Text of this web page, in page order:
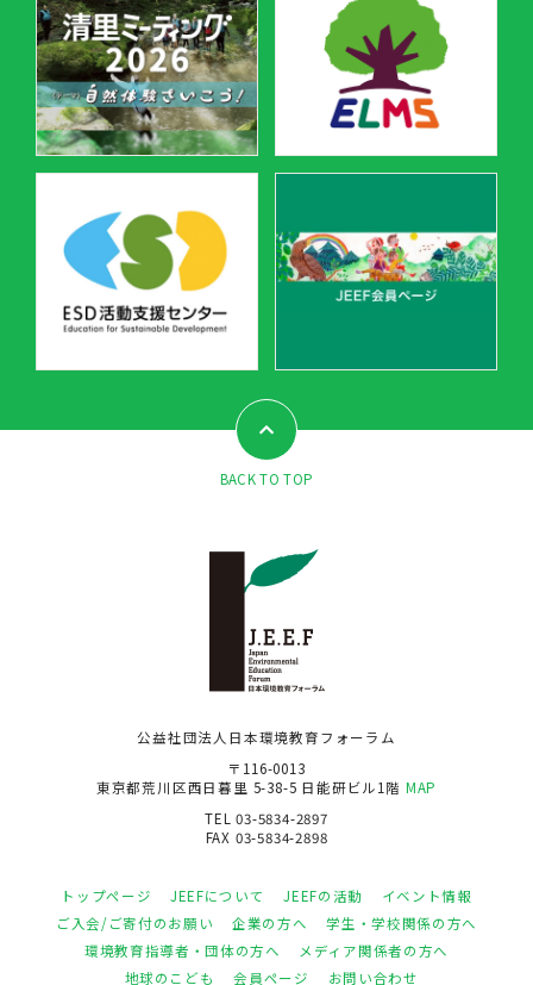
BACK TO TOP
公益社団法人日本環境教育フォーラム
〒116-0013
東京都荒川区西日暮里 5-38-5 日能研ビル1階 MAP
TEL 03-5834-2897
FAX 03-5834-2898
トップページ JEEFについて JEEFの活動
イベント情報
ご入会/ご寄付のお願い
企業の方へ
学生・学校関係の方へ
環境教育指導者・団体の方へ
メディア関係者の方へ
地球のこども
会員ページ お問い合わせ